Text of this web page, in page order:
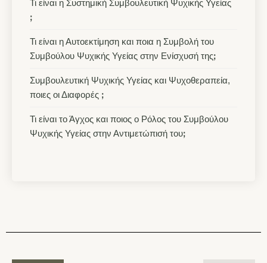
Τι είναι η Συστημική Συμβουλευτική Ψυχικής Υγείας
ꓼ
Τι είναι η Αυτοεκτίμηση και ποια η Συμβολή του
Συμβούλου Ψυχικής Υγείας στην Ενίσχυσή τηςꓼ
Συμβουλευτική Ψυχικής Υγείας και Ψυχοθεραπεία,
ποιες οι Διαφορές ꓼ
Τι είναι το Άγχος και ποιος ο Ρόλος του Συμβούλου
Ψυχικής Υγείας στην Αντιμετώπισή τουꓼ